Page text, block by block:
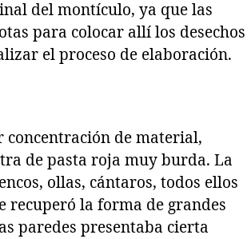
del montículo, ya que las
para colocar allí los desechos
el proceso de elaboración.
concentración de material,
de pasta roja muy burda. La
ollas, cántaros, todos ellos
recuperó la forma de grandes
paredes presentaba cierta